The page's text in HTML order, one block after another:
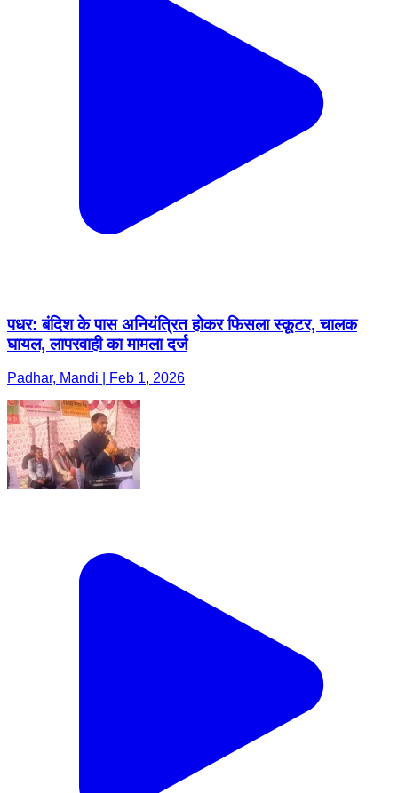
पधर: बंदिश के पास अनियंत्रित होकर फिसला स्कूटर, चालक
घायल, लापरवाही का मामला दर्ज
Padhar, Mandi | Feb 1, 2026